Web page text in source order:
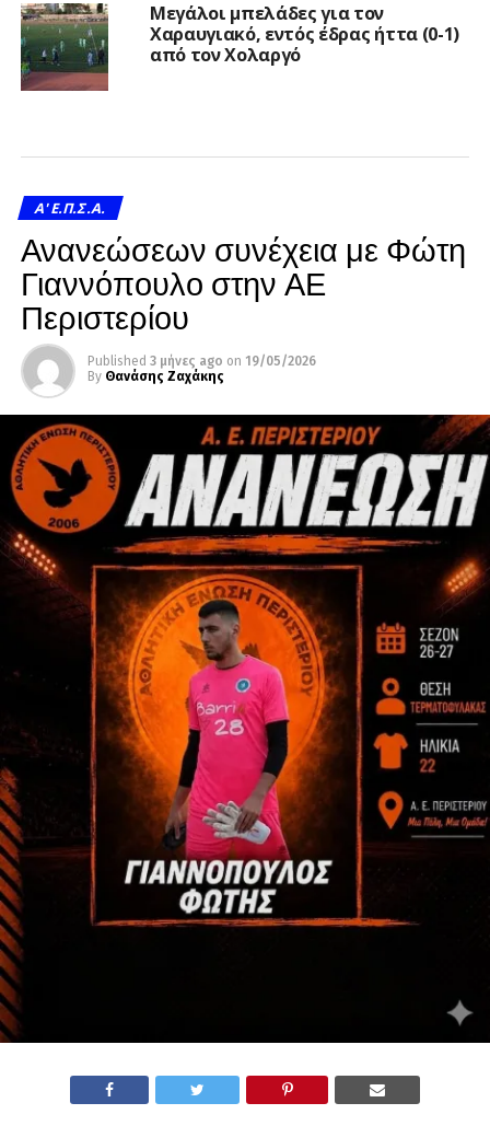
Μεγάλοι μπελάδες για τον
Χαραυγιακό, εντός έδρας ήττα (0-1)
από τον Χολαργό
A' Ε.Π.Σ.Α.
Ανανεώσεων συνέχεια με Φώτη
Γιαννόπουλο στην ΑΕ
Περιστερίου
Published 3 μήνες ago on 19/05/2026
By Θανάσης Ζαχάκης